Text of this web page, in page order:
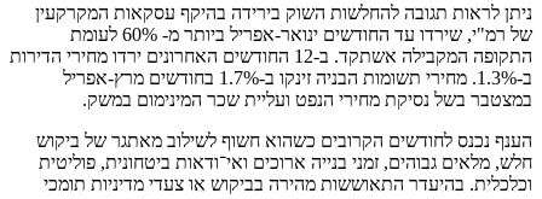
ניתן לראות תגובה להחלשות השוק בירידה בהיקף עסקאות המקרקעין
של רמ"י, שירדו עד החודשים ינואר-אפריל ביותר מ- 60% לעומת
התקופה המקבילה אשתקד. ב-12 החודשים האחרונים ירדו מחירי הדירות
ב-1.3%. מחירי תשומות הבניה זינקו ב-1.7% בחודשים מרץ-אפריל
במצטבר בשל נסיקת מחירי הנפט ועליית שכר המינימום במשק.
הענף נכנס לחודשים הקרובים כשהוא חשוף לשילוב מאתגר של ביקוש
חלש, מלאים גבוהים, זמני בנייה ארוכים ואי־ודאות ביטחונית, פוליטית
וכלכלית. בהיעדר התאוששות מהירה בביקוש או צעדי מדיניות תומכי